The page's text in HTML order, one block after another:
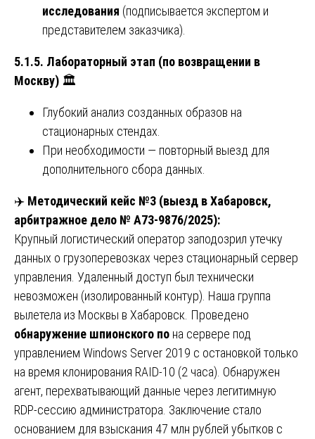
исследования (подписывается экспертом и
представителем заказчика).
5.1.5. Лабораторный этап (по возвращении в
Москву) 🏛️
Глубокий анализ созданных образов на
стационарных стендах.
При необходимости — повторный выезд для
дополнительного сбора данных.
✈️ Методический кейс №3 (выезд в Хабаровск,
арбитражное дело № А73-9876/2025):
Крупный логистический оператор заподозрил утечку
данных о грузоперевозках через стационарный сервер
управления. Удаленный доступ был технически
невозможен (изолированный контур). Наша группа
вылетела из Москвы в Хабаровск. Проведено
обнаружение шпионского по на сервере под
управлением Windows Server 2019 с остановкой только
на время клонирования RAID-10 (2 часа). Обнаружен
агент, перехватывающий данные через легитимную
RDP-сессию администратора. Заключение стало
основанием для взыскания 47 млн рублей убытков с